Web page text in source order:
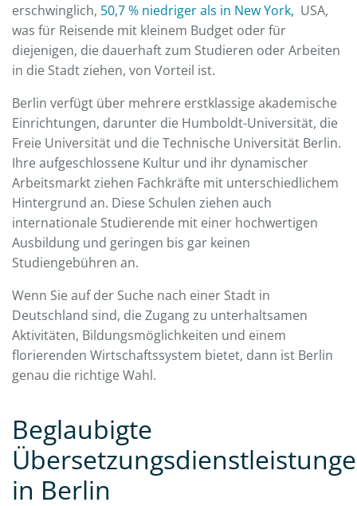
erschwinglich, 50,7 % niedriger als in New York, USA,
was für Reisende mit kleinem Budget oder für
diejenigen, die dauerhaft zum Studieren oder Arbeiten
in die Stadt ziehen, von Vorteil ist.
Berlin verfügt über mehrere erstklassige akademische
Einrichtungen, darunter die Humboldt-Universität, die
Freie Universität und die Technische Universität Berlin.
Ihre aufgeschlossene Kultur und ihr dynamischer
Arbeitsmarkt ziehen Fachkräfte mit unterschiedlichem
Hintergrund an. Diese Schulen ziehen auch
internationale Studierende mit einer hochwertigen
Ausbildung und geringen bis gar keinen
Studiengebühren an.
Wenn Sie auf der Suche nach einer Stadt in
Deutschland sind, die Zugang zu unterhaltsamen
Aktivitäten, Bildungsmöglichkeiten und einem
florierenden Wirtschaftssystem bietet, dann ist Berlin
genau die richtige Wahl.
Beglaubigte
in Berlin